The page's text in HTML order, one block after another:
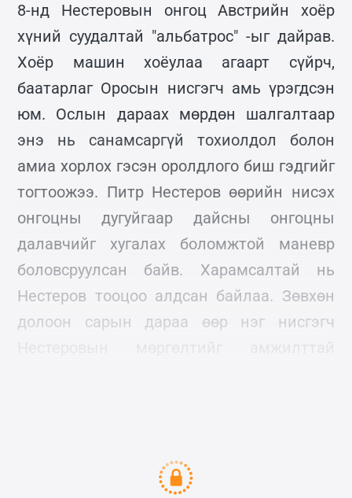
8-нд Нестеровын онгоц Австрийн хоёр
хүний суудалтай "альбатрос" -ыг дайрав.
Хоёр машин хоёулаа агаарт сүйрч,
баатарлаг Оросын нисгэгч амь үрэгдсэн
юм. Ослын дараах мөрдөн шалгалтаар
энэ нь санамсаргүй тохиолдол болон
амиа хорлох гэсэн оролдлого биш гэдгийг
тогтоожээ. Питр Нестеров өөрийн нисэх
онгоцны дугуйгаар дайсны онгоцны
далавчийг хугалах боломжтой маневр
боловсруулсан байв. Харамсалтай нь
Нестеров тооцоо алдсан байлаа. Зөвхөн
долоон сарын дараа өөр нэг нисгэгч